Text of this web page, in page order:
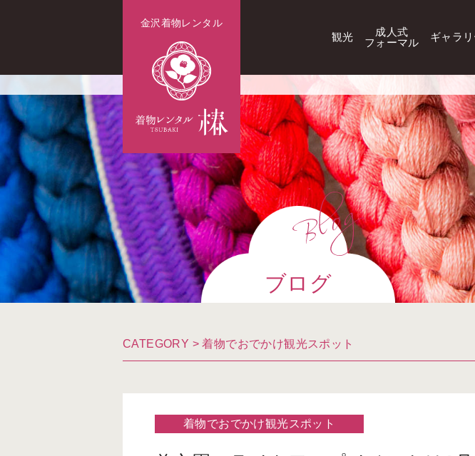
金沢着物レンタル
観光
成人式
フォーマル
ギャラリ
ブログ
CATEGORY >着物でおでかけ観光スポット
着物でおでかけ観光スポット